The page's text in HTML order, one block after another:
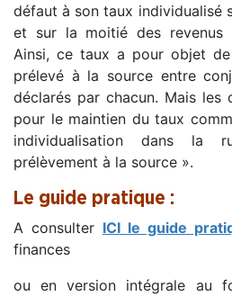
défaut à son taux individualisé
et sur la moitié des revenus
Ainsi, ce taux a pour objet
prélevé à la source entre
déclarés par chacun. Mais les
pour le maintien du taux
individualisation dans la
prélèvement à la source ».
Le guide pratique :
A consulter ICI le guide
finances
ou en version intégrale au